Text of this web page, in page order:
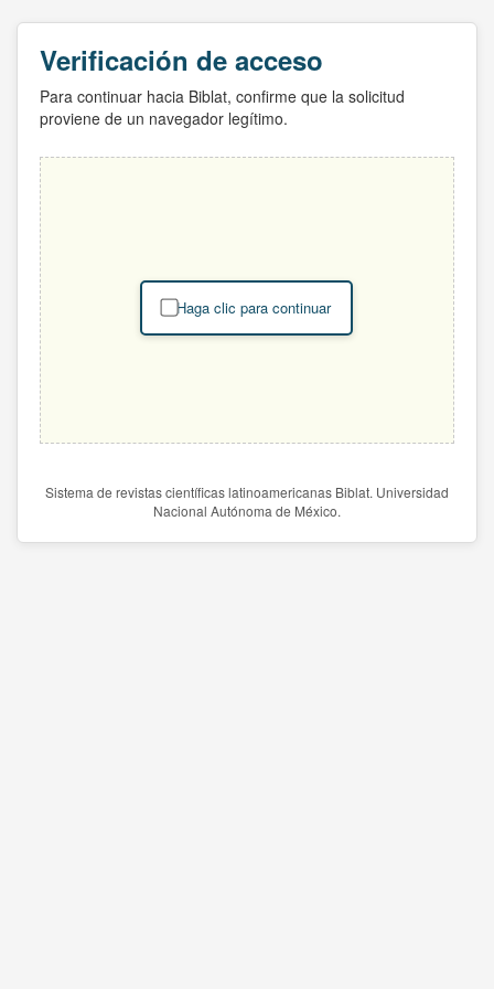
Verificación de acceso
Para continuar hacia Biblat, confirme que la solicitud
proviene de un navegador legítimo.
Haga clic para continuar
Sistema de revistas científicas latinoamericanas Biblat. Universidad
Nacional Autónoma de México.